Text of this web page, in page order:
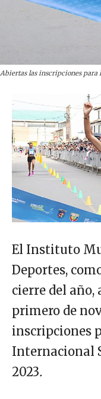
Abiertas las inscripciones para
El Instituto
Deportes,
cierre del año,
primero de
inscripciones
Internacional
2023.